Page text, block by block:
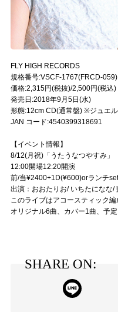
FLY HIGH RECORDS
規格番号:VSCF-1767(FRCD-059)
価格:2,315円(税抜)/2,500円(税込)
発売日:2018年9月5日(水)
形態:12cm CD(通常盤) ※ジュエ
JAN コード:4540399318691
【イベント情報】
8/12(月祝)「うたうなつやすみ」
12:00開場12:20開演
前/当¥2400+1D(¥600)orランチ
出演：おおたりお/ いちたになな/
このライブはアコースティック編
オリジナル6曲、カバー1曲、予定
SHARE ON: